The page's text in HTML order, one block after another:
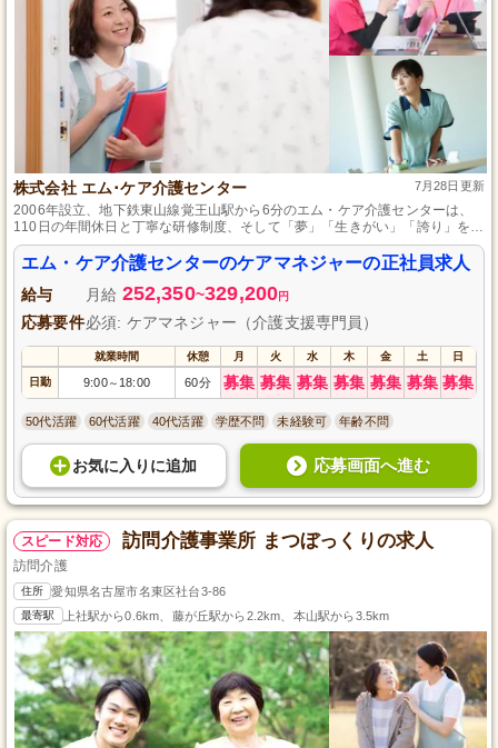
株式会社 エム･ケア介護センター 7月28日更新
2006年設立、地下鉄東山線覚王山駅から6分のエム・ケア介護センターは、
110日の年間休日と丁寧な研修制度、そして「夢」「生きがい」「誇り」を共
有するビジョンで、バランスの取れた働きやすい環境を提供しています。
エム・ケア介護センターのケアマネジャーの正社員求人
給与 月給 252,350~329,200円
応募要件必須: ケアマネジャー（介護支援専門員）
就業時間 休憩 月 火 水 木 金 土 日
日勤 9:00～ 18:00 60分 募集 募集 募集 募集 募集 募集 募集
50代活躍 60代活躍 40代活躍 学歴不問 未経験可 年齢不問
お気に入り に追加 応募画面へ進む
スピード対応 訪問介護事業所 まつぼっくりの求人
訪問介護
住所 愛知県名古屋市名東区社台3-86
最寄駅 上社駅から0.6km、藤が丘駅から2.2km、本山駅から3.5km